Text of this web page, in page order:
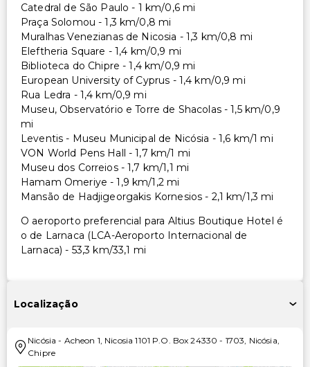
Catedral de São Paulo - 1 km/0,6 mi
Praça Solomou - 1,3 km/0,8 mi
Muralhas Venezianas de Nicosia - 1,3 km/0,8 mi
Eleftheria Square - 1,4 km/0,9 mi
Biblioteca do Chipre - 1,4 km/0,9 mi
European University of Cyprus - 1,4 km/0,9 mi
Rua Ledra - 1,4 km/0,9 mi
Museu, Observatório e Torre de Shacolas - 1,5 km/0,9
mi
Leventis - Museu Municipal de Nicósia - 1,6 km/1 mi
VON World Pens Hall - 1,7 km/1 mi
Museu dos Correios - 1,7 km/1,1 mi
Hamam Omeriye - 1,9 km/1,2 mi
Mansão de Hadjigeorgakis Kornesios - 2,1 km/1,3 mi
O aeroporto preferencial para Altius Boutique Hotel é
o de Larnaca (LCA-Aeroporto Internacional de
Larnaca) - 53,3 km/33,1 mi
Localização
Nicósia - Acheon 1, Nicosia 1101 P.O. Box 24330 - 1703 Nicósia
Chipre